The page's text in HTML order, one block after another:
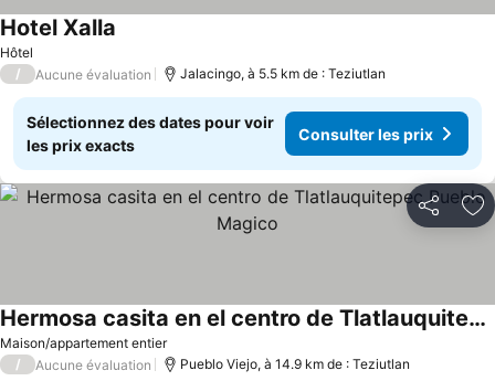
Hôtel
Hotel Xalla
/ Aucune évaluation Jalacingo, à 5.5 km de : Teziutlan
Sélectionnez des dates pour voir
les prix exacts
Consulter les prix
Partager
Maison/appartement entier
Hermosa casita en el centro de Tlatlauquitepec Pueblo Magico
/ Aucune évaluation Pueblo Viejo, à 14.9 km de : Teziutlan